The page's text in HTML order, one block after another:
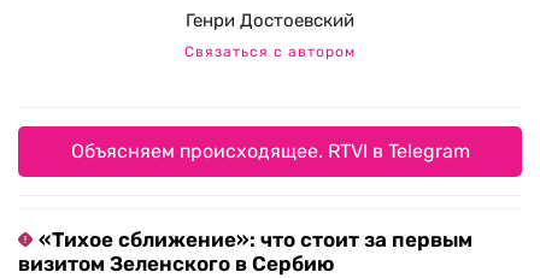
Генри Достоевский
Связаться с автором
Объясняем происходящее. RTVI в Telegram
«Тихое сближение»: что стоит за первым
визитом Зеленского в Сербию